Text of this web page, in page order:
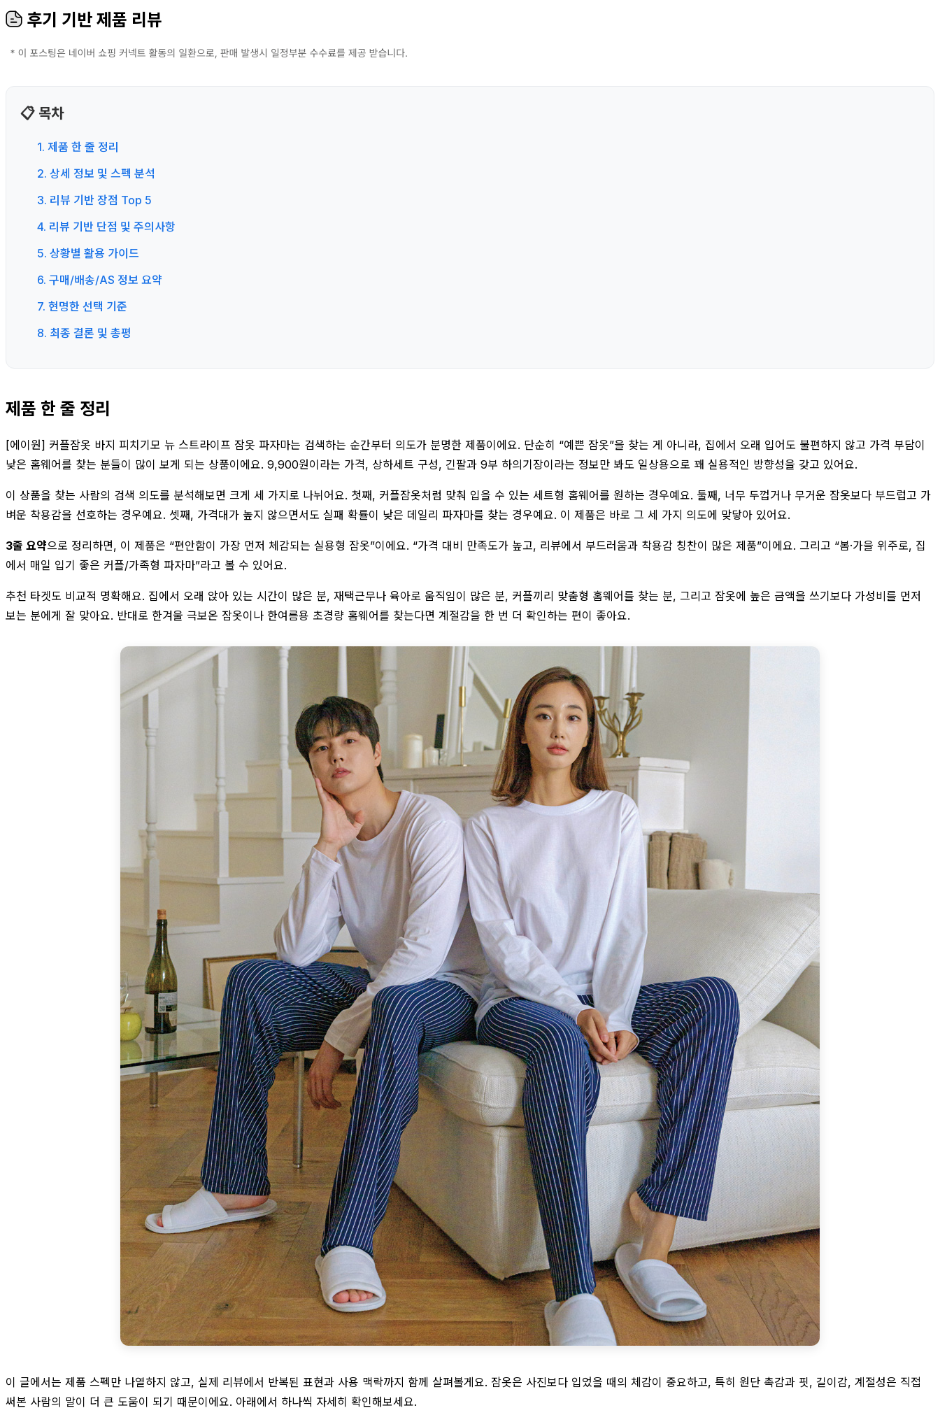
후기 기반 제품 리뷰
📋 목차
1. 제품 한 줄 정리
2. 상세 정보 및 스펙 분석
3. 리뷰 기반 장점 Top 5
4. 리뷰 기반 단점 및 주의사항
5. 상황별 활용 가이드
6. 구매/배송/AS 정보 요약
7. 현명한 선택 기준
8. 최종 결론 및 총평
제품 한 줄 정리
[에이원] 커플잠옷 바지 피치기모 뉴 스트라이프 잠옷 파자마는 검색하는 순간부터 의도가 분명한 제품이에요. 단순히 “예쁜 잠옷”을 찾는 게 아니라, 집에서 오래 입어도 불편하지 않고 가격 부담이
낮은 홈웨어를 찾는 분들이 많이 보게 되는 상품이에요. 9,900원이라는 가격, 상하세트 구성, 긴팔과 9부 하의기장이라는 정보만 봐도 일상용으로 꽤 실용적인 방향성을 갖고 있어요.
이 상품을 찾는 사람의 검색 의도를 분석해보면 크게 세 가지로 나뉘어요. 첫째, 커플잠옷처럼 맞춰 입을 수 있는 세트형 홈웨어를 원하는 경우예요. 둘째, 너무 두껍거나 무거운 잠옷보다 부드럽고 가
벼운 착용감을 선호하는 경우예요. 셋째, 가격대가 높지 않으면서도 실패 확률이 낮은 데일리 파자마를 찾는 경우예요. 이 제품은 바로 그 세 가지 의도에 맞닿아 있어요.
3줄 요약으로 정리하면, 이 제품은 “편안함이 가장 먼저 체감되는 실용형 잠옷”이에요. “가격 대비 만족도가 높고, 리뷰에서 부드러움과 착용감 칭찬이 많은 제품”이에요. 그리고 “봄·가을 위주로, 집
에서 매일 입기 좋은 커플/가족형 파자마”라고 볼 수 있어요.
추천 타겟도 비교적 명확해요. 집에서 오래 앉아 있는 시간이 많은 분, 재택근무나 육아로 움직임이 많은 분, 커플끼리 맞춤형 홈웨어를 찾는 분, 그리고 잠옷에 높은 금액을 쓰기보다 가성비를 먼저
보는 분에게 잘 맞아요. 반대로 한겨울 극보온 잠옷이나 한여름용 초경량 홈웨어를 찾는다면 계절감을 한 번 더 확인하는 편이 좋아요.
이 글에서는 제품 스펙만 나열하지 않고, 실제 리뷰에서 반복된 표현과 사용 맥락까지 함께 살펴볼게요. 잠옷은 사진보다 입었을 때의 체감이 중요하고, 특히 원단 촉감과 핏, 길이감, 계절성은 직접
써본 사람의 말이 더 큰 도움이 되기 때문이에요. 아래에서 하나씩 자세히 확인해보세요.